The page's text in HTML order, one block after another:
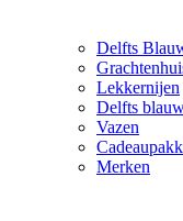
Delfts
Lekkernijen
Delfts
Vazen
Merken